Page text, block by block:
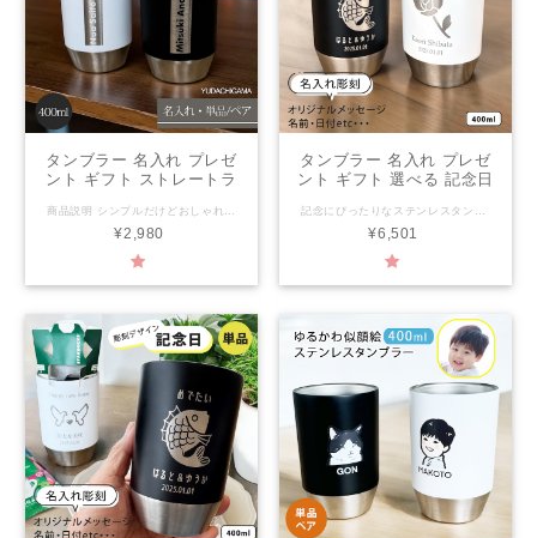
タンブラー 名入れ プレゼ
ント ギフト ストレートラ
ー 全2色 （単品）（洋）
最速 | 名入れタンブラー
名前入り おしゃれ かわい
日 結婚祝い お祝い 男性
女性 お祝い 友人 xt003
商品説明 シンプルだけどおしゃれな名入れステンレスタンブラー 見た目が可愛く毎日使ってもらえるそんなデザイン。 ハンドメイドならではのオンリーワンをプレゼント ご注文を頂き、一から 一つ一つ手作りにて大切にお作りいたします。 大好きな方への記念日や結婚祝いにおすすめです。 二重構造になっているので保冷・保温機能が高く、 結露しにくく、熱くなりにくいのでHOTを入れても安心して持つ事が出来ます。 ●単品/セットからお選びください。 一つ一つ丁寧に名入れ致します 窯元だから出来る名入れ商品 ご注文を受けてから作成を致します。 名入れについて ●ローマ字：20文字まで（頭文字のみ大文字） ●名入れ商品につきましては、キャンセル・返品を致しかねます。 レイアウトはデザイナーにおまかせとなります。 サイズ/材質 サイズ約 直径8.0×12.2cm 400ml 素材：ステンレス レンジ/食洗機/オーブン レンジ不可/食洗機不可/オーブン不可 【注意事項】 ●手作り製品・型製品にかかわらず、重量、サイズに個体差がございます。 ●製品には、製造工程で生じた極小の黒点や小さなキズが見られる場合があります。 ●手洗い、食器洗浄機にかかわらず、洗剤は中性洗剤をおすすめいたします。 ●ご使用後は汚れを早く落とし、十分乾燥させてからご収納ください。 ●乾燥が不十分ですと、カビ・シミ・臭気の原因となる場合がございます。
¥2,980
タンブラー 名入れ プレゼ
ント ギフト 選べる 記念日
タンブラー 全2色（洋）
〈ペア〉最速 | 名前入り
結婚祝い 長寿祝い 誕生日
記念にぴったりなステンレスタンブラーです。 名入れやオリジナルメッセージを彫刻できるので、特別な贈り物に最適！ 記念日デザインは12種類から選べるので、思い出をしっかり刻めます。 保温・冷温どちらもにも対応しているので、季節を問わず使えます。 男性にも女性にも喜ばれるこのタンブラーで、友人や大切な人へのお祝いを特別なものにしませんか？ 一つ一つ丁寧に名入れ致します。 ご注文を受けてから作成を致します。 ___________________________________________________________________ 《注文方法について》 ☆購入手続きページの備考欄に 【名入れ等の内容】【アイコン】【名入れフォント】をご入力ください （※２点分ご入力ください） 【名入れ等の内容】 商品画像内「デザインについて」をご覧いただき、 行1、行2、行３についてご入力ください 【アイコン】 商品画像内「アイコン一覧」よりお選びください 【名入れフォント】 商品画像内「名入れフォント一覧」よりお選びください ●名入れ商品につきましては、キャンセル・返品を致しかねます。 サイズ：約直径8.0×12.2cm 400ml 素材：ステンレス レンジ不可/食洗機不可/オーブン不可
¥6,501